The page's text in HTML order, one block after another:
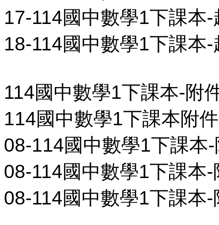
17-114國中數學1下課本
18-114國中數學1下課本
114國中數學1下課本-附
114國中數學1下課本附
08-114國中數學1下課本
08-114國中數學1下課本
08-114國中數學1下課本